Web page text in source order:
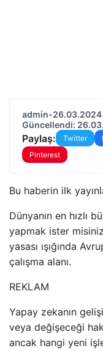
admin•26.03.2024
Güncellendi:
Paylaş: Twitter
Pinterest
Bu haberin ilk
Dünyanın en hızlı
yapmak ister
yasası ışığında
çalışma alanı.
REKLAM
Yapay zekanın
veya değişeceği
ancak hangi yeni